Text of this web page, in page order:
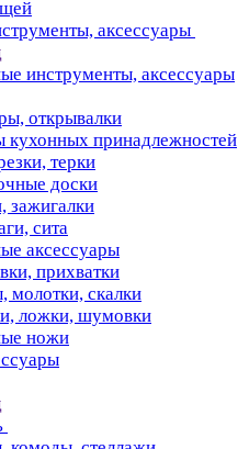
аксессуары
инструменты, аксессуары
открывалки
кухонных принадлежностей
терки
доски
зажигалки
сита
аксессуары
прихватки
молотки, скалки
ложки, шумовки
ножи